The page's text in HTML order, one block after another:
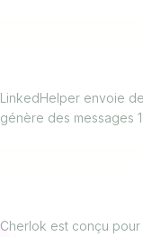
LinkedHelper envoie
génère des messages
Cherlok est conçu